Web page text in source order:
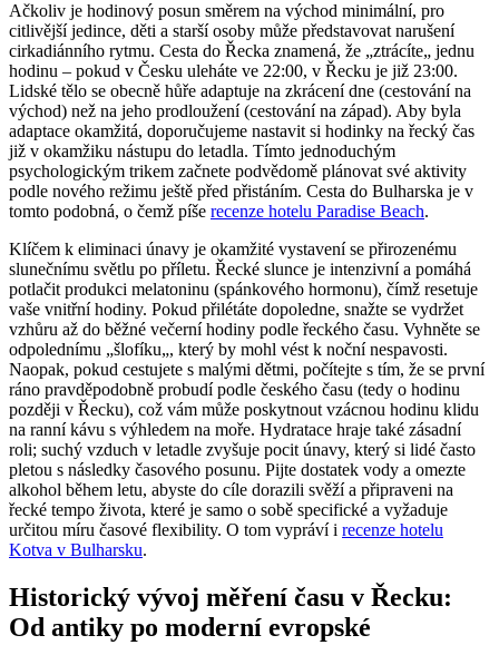
Ačkoliv je hodinový posun směrem na východ minimální, pro
citlivější jedince, děti a starší osoby může představovat narušení
cirkadiánního rytmu. Cesta do Řecka znamená, že „ztrácíte„ jednu
hodinu – pokud v Česku uleháte ve 22:00, v Řecku je již 23:00.
Lidské tělo se obecně hůře adaptuje na zkrácení dne (cestování na
východ) než na jeho prodloužení (cestování na západ). Aby byla
adaptace okamžitá, doporučujeme nastavit si hodinky na řecký čas
již v okamžiku nástupu do letadla. Tímto jednoduchým
psychologickým trikem začnete podvědomě plánovat své aktivity
podle nového režimu ještě před přistáním. Cesta do Bulharska je v
tomto podobná, o čemž píše recenze hotelu Paradise Beach.
Klíčem k eliminaci únavy je okamžité vystavení se přirozenému
slunečnímu světlu po příletu. Řecké slunce je intenzivní a pomáhá
potlačit produkci melatoninu (spánkového hormonu), čímž resetuje
vaše vnitřní hodiny. Pokud přilétáte dopoledne, snažte se vydržet
vzhůru až do běžné večerní hodiny podle řeckého času. Vyhněte se
odpolednímu „šlofíku„, který by mohl vést k noční nespavosti.
Naopak, pokud cestujete s malými dětmi, počítejte s tím, že se první
ráno pravděpodobně probudí podle českého času (tedy o hodinu
později v Řecku), což vám může poskytnout vzácnou hodinu klidu
na ranní kávu s výhledem na moře. Hydratace hraje také zásadní
roli; suchý vzduch v letadle zvyšuje pocit únavy, který si lidé často
pletou s následky časového posunu. Pijte dostatek vody a omezte
alkohol během letu, abyste do cíle dorazili svěží a připraveni na
řecké tempo života, které je samo o sobě specifické a vyžaduje
určitou míru časové flexibility. O tom vypráví i recenze hotelu
Kotva v Bulharsku.
Historický vývoj měření času v Řecku:
Od antiky po moderní evropské